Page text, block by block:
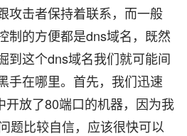
攻击者保持着联系，而一般
制的方便都是dns域名，既然
到这个dns域名我们就可能间
手在哪里。首先，我们迅速
开放了80端口的机器，因为我
题比较自信，应该很快可以